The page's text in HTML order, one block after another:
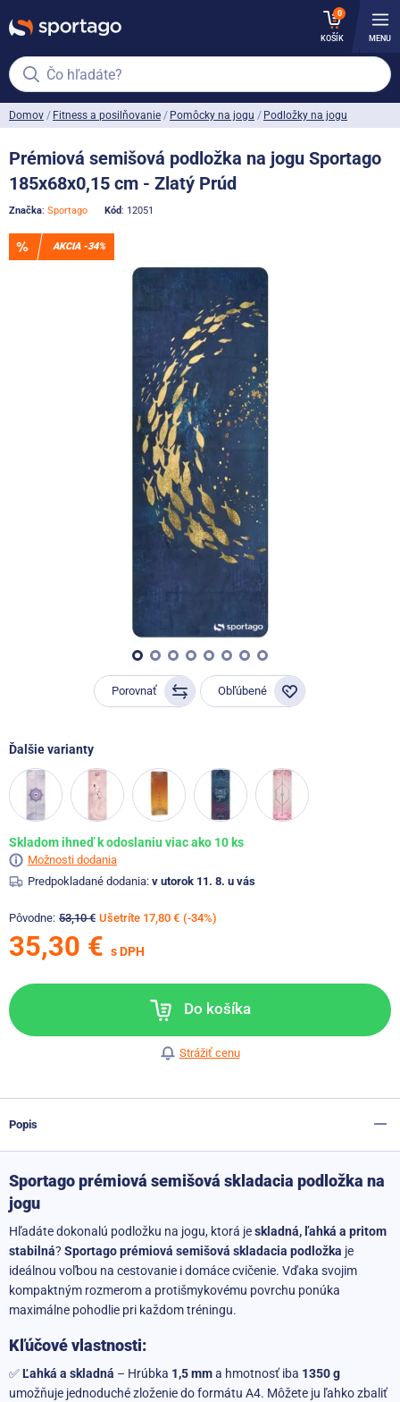
0
KOŠÍK MENU
Čo hľadáte?
Domov Fitness a posilňovanie Pomôcky na jogu Podložky na jogu
Značka: Sportago Kód: 12051
Prémiová semišová podložka na jogu Sportago
185x68x0,15 cm - Zlatý Prúd
Ďalšie varianty
Skladom ihneď k odoslaniu viac ako 10 ks
Možnosti dodania
Predpokladané dodania: v utorok 11. 8. u vás
Pôvodne: 53,10 € Ušetríte 17,80 € (-34%)
35,30 € s DPH
Do košíka
Strážiť cenu
AKCIA -34%
Porovnať Obľúbené
Popis
Sportago prémiová semišová skladacia podložka na
jogu
Hľadáte dokonalú podložku na jogu, ktorá jeskladná, ľahká a pritom
stabilná? Sportago prémiová semišová skladacia podložka je
ideálnou voľbou na cestovanie i domáce cvičenie. Vďaka svojim
kompaktným rozmerom a protišmykovému povrchu ponúka
maximálne pohodlie pri každom tréningu.
Kľúčové vlastnosti:
✅Ľahká a skladná – Hrúbka 1,5 mma hmotnosť iba 1350 g
umožňuje jednoduché zloženie do formátu A4. Môžete ju ľahko zbaliť